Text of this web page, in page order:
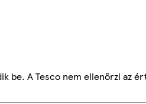
be. A Tesco nem ellenőrzi az